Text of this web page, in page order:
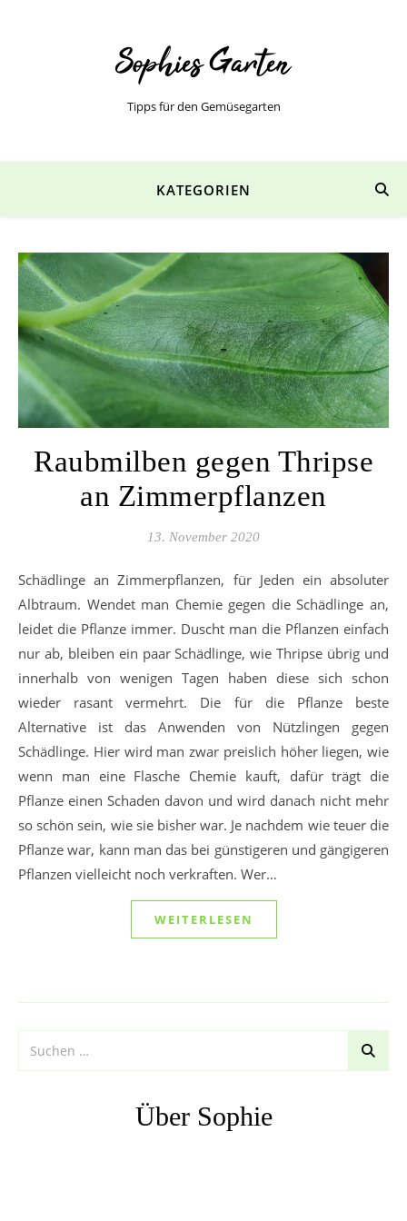
Tipps für den Gemüsegarten
KATEGORIEN
Raubmilben gegen Thripse
an Zimmerpflanzen
13. November 2020
Schädlinge an Zimmerpflanzen, für Jeden ein absoluter
Albtraum. Wendet man Chemie gegen die Schädlinge an,
leidet die Pflanze immer. Duscht man die Pflanzen einfach
nur ab, bleiben ein paar Schädlinge, wie Thripse übrig und
innerhalb von wenigen Tagen haben diese sich schon
wieder rasant vermehrt. Die für die Pflanze beste
Alternative ist das Anwenden von Nützlingen gegen
Schädlinge. Hier wird man zwar preislich höher liegen, wie
wenn man eine Flasche Chemie kauft, dafür trägt die
Pflanze einen Schaden davon und wird danach nicht mehr
so schön sein, wie sie bisher war. Je nachdem wie teuer die
Pflanze war, kann man das bei günstigeren und gängigeren
Pflanzen vielleicht noch verkraften. Wer…
WEITERLESEN
Über Sophie